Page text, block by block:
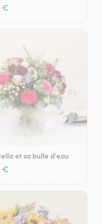
€
et sa bulle d'eau
€